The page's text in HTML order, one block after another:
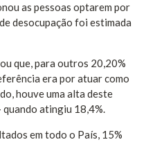
as pessoas optarem por
desocupação foi estimada
que, para outros 20,20%
era por atuar como
houve uma alta deste
atingiu 18,4%.
em todo o País, 15%